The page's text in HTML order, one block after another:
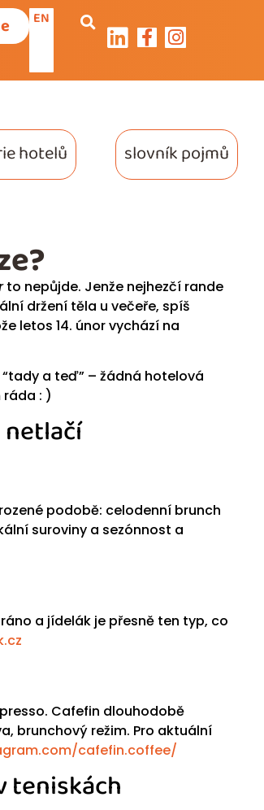
EN
hotelů slovník pojmů
to nepůjde. Jenže nejhezčí rande
držení těla u večeře, spíš
letos 14. únor vychází na
a teď” – žádná hotelová
: )
netlačí
podobě: celodenní brunch
suroviny a sezónnost a
a jídelák je přesně ten typ, co
Cafefin dlouhodobě
brunchový režim. Pro aktuální
cafefin.coffee/
teniskách